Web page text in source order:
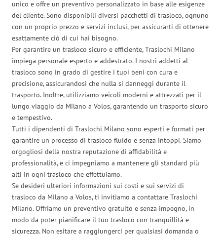
unico e offre un preventivo personalizzato in base alle esigenze
del cliente. Sono disponibili diversi pacchetti di trasloco, ognuno
con un proprio prezzo e servizi inclusi, per assicurarti di ottenere
esattamente ciò di cui hai bisogno.
Per garantire un trasloco sicuro e efficiente, Traslochi Milano
impiega personale esperto e addestrato. I nostri addetti al
trasloco sono in grado di gestire i tuoi beni con cura e
precisione, assicurandosi che nulla si danneggi durante il
trasporto. Inoltre, utilizziamo veicoli moderni e attrezzati per il
lungo viaggio da Milano a Volos, garantendo un trasporto sicuro
e tempestivo.
Tutti i dipendenti di Traslochi Milano sono esperti e formati per
garantire un processo di trasloco fluido e senza intoppi. Siamo
orgogliosi della nostra reputazione di affidabilità e
professionalità, e ci impegniamo a mantenere gli standard più
alti in ogni trasloco che effettuiamo.
Se desideri ulteriori informazioni sui costi e sui servizi di
trasloco da Milano a Volos, ti invitiamo a contattare Traslochi
Milano. Offriamo un preventivo gratuito e senza impegno, in
modo da poter pianificare il tuo trasloco con tranquillità e
sicurezza. Non esitare a raggiungerci per qualsiasi domanda o